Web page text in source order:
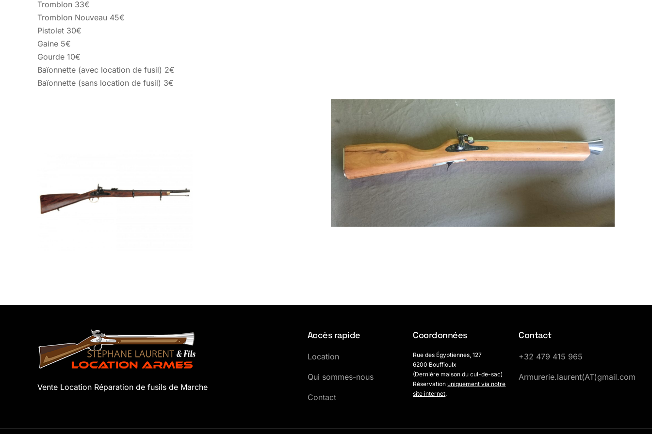
Tromblon 33€
Tromblon Nouveau 45€
Pistolet 30€
Gaine 5€
Gourde 10€
Baïonnette (avec location de fusil) 2€
Baïonnette (sans location de fusil) 3€
Vente Location Réparation de fusils de Marche
Accès rapide
Location
Qui sommes-nous
Contact
Coordonnées
Rue des Égyptiennes, 127
6200 Bouffioulx
(Dernière maison du cul-de-sac)
Réservation uniquement via notre
site internet.
Contact
+32 479 415 965
Armurerie.laurent(AT)gmail.com